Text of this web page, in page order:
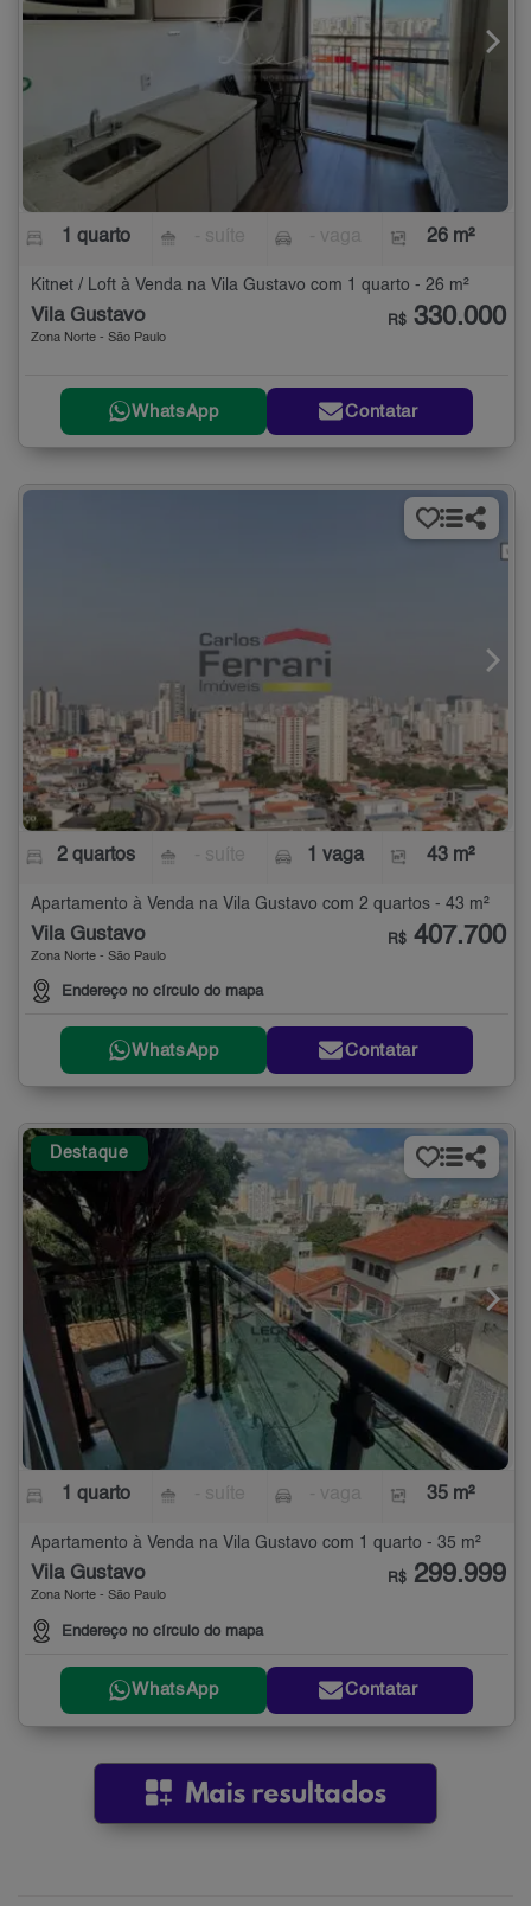
1 quarto 26 m²
Kitnet / Loft à Venda na Vila Gustavo com 1 quarto - 26 m²
Vila Gustavo
Zona Norte - São Paulo
R$ 330.000
WhatsApp Contatar
2 quartos 1 vaga 43 m²
Apartamento à Venda na Vila Gustavo com 2 quartos - 43 m²
Vila Gustavo
Zona Norte - São Paulo
Endereço no círculo do mapa
R$ 407.700
WhatsApp Contatar
Destaque
1 quarto 35 m²
Apartamento à Venda na Vila Gustavo com 1 quarto - 35 m²
Vila Gustavo
Zona Norte - São Paulo
Endereço no círculo do mapa
R$ 299.999
WhatsApp Contatar